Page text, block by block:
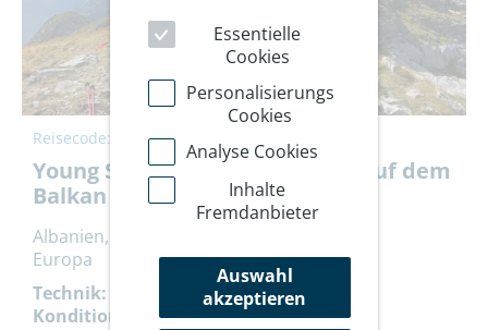
Reisecode: YSBAT
Young Summits: Gipfeltrilogie auf dem
Balkan
Albanien, Montenegro, Kosovo
Europa
Technik:
Kondition:
Essentielle
Cookies
Personalisierungs
Cookies
Analyse Cookies
Inhalte
Fremdanbieter
Auswahl
akzeptieren